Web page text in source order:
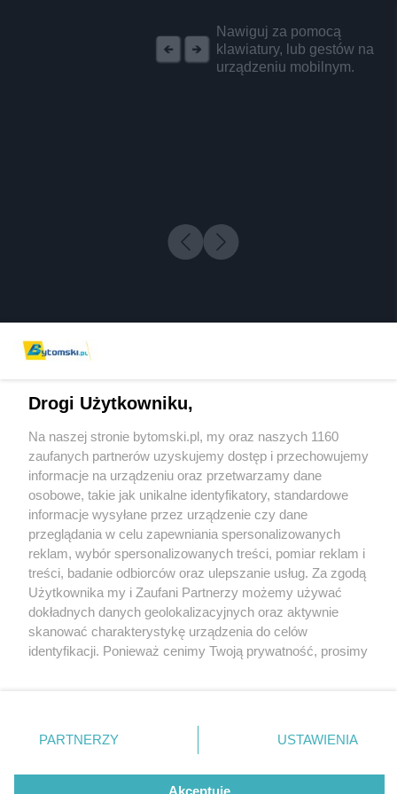
Nawiguj za pomocą
klawiatury, lub gestów na
urządzeniu mobilnym.
4 / 0
Wydawca mediów lokalnych
Nie zapomnij
zapoznać się z:
polityką prywatności regulamin korzystania z portali
Twojemiasto
Piekary Śląskie
Chorzów
Tarnowskie Góry
Gliwice
Skontakuj sięz nami
Kontakt
Wydawca
Pogoda
Drogi Użytkowniku,
Na naszej stronie bytomski.pl, my oraz naszych 1160
zaufanych partnerów uzyskujemy dostęp i przechowujemy
informacje na urządzeniu oraz przetwarzamy dane
osobowe, takie jak unikalne identyfikatory, standardowe
informacje wysyłane przez urządzenie czy dane
przeglądania w celu zapewniania spersonalizowanych
reklam, wybór spersonalizowanych treści, pomiar reklam i
treści, badanie odbiorców oraz ulepszanie usług. Za zgodą
Użytkownika my i Zaufani Partnerzy możemy używać
dokładnych danych geolokalizacyjnych oraz aktywnie
skanować charakterystykę urządzenia do celów
identyfikacji. Ponieważ cenimy Twoją prywatność, prosimy
prywatności znajdujący się w lewym dolnym rogu strony
. Niektóre rodzaje przetwarzania danych nie wymagają
zgody użytkownika, ale masz prawo sprzeciwić się
takiemu przetwarzaniu. Preferencje będą miały
PARTNERZY USTAWIENIA
Akceptuję